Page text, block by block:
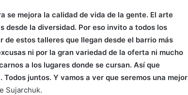
se mejora la calidad de vida de la gente. El arte
desde la diversidad. Por eso invito a todos los
estos talleres que llegan desde el barrio más
ni por la gran variedad de la oferta ni mucho
a los lugares donde se cursan. Así que
juntos. Y vamos a ver que seremos una mejor
Sujarchuk.